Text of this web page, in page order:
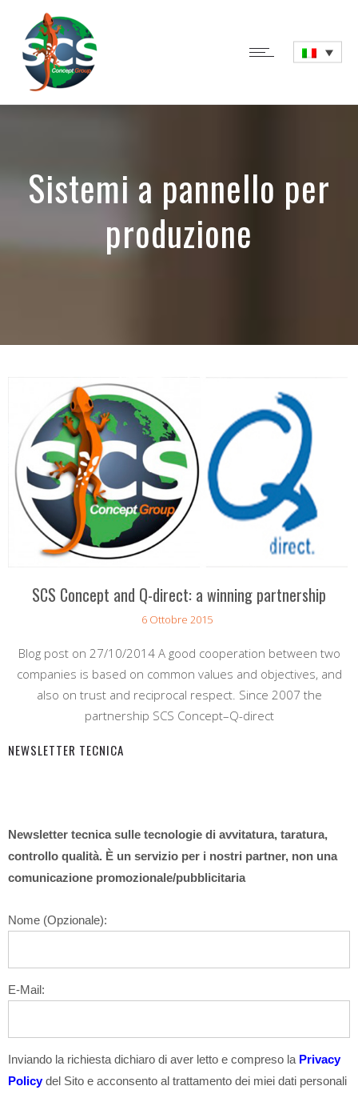
Sistemi a pannello per
produzione
SCS Concept and Q-direct: a winning partnership
6 Ottobre 2015
Blog post on 27/10/2014 A good cooperation between two
companies is based on common values and objectives, and
also on trust and reciprocal respect. Since 2007 the
partnership SCS Concept–Q-direct
NEWSLETTER TECNICA
Newsletter tecnica sulle tecnologie di avvitatura, taratura,
controllo qualità. È un servizio per i nostri partner, non una
comunicazione promozionale/pubblicitaria
Nome (Opzionale):
E-Mail:
Inviando la richiesta dichiaro di aver letto e compreso la Privacy
Policydel Sito e acconsento al trattamento dei miei dati personali